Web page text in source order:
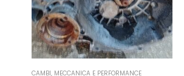
CAMBI, MECCANICA E PERFORMANCE